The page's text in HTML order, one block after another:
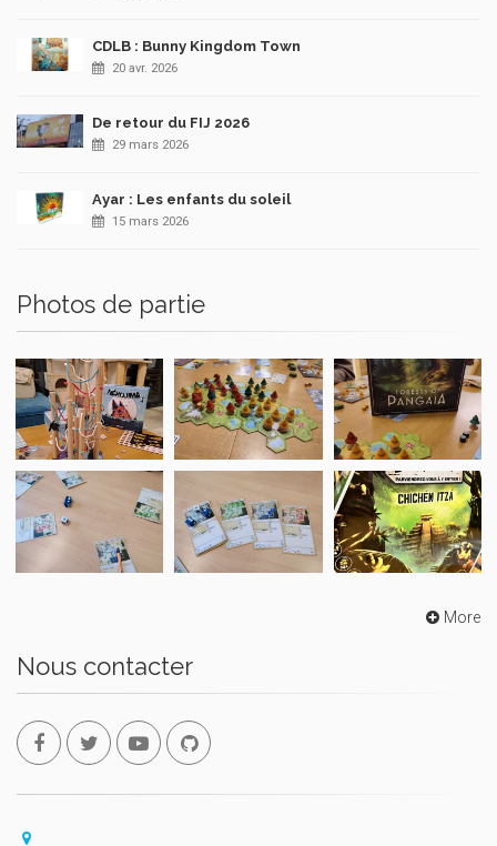
CDLB : Bunny Kingdom Town
20 avr. 2026
De retour du FIJ 2026
29 mars 2026
Ayar : Les enfants du soleil
15 mars 2026
Photos de partie
More
Nous contacter